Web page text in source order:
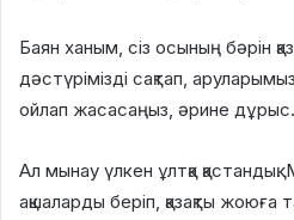
Баян ханым, сіз осының бәрін
дәстүрімізді сақтап,
ойлап жасасаңыз, әрине дұрыс.
Ал мынау үлкен ұлтқа қастандық.
ақшаларды беріп, қазақты жоюға